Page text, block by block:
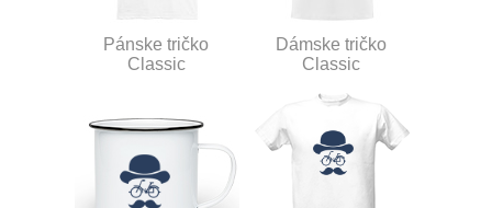
Pánske tričko
Classic
Dámske tričko
Classic